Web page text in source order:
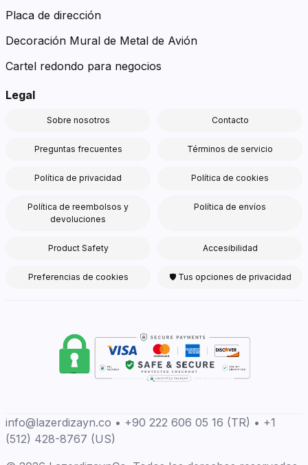
Placa de dirección
Decoración Mural de Metal de Avión
Cartel redondo para negocios
Legal
Sobre nosotros Contacto
Preguntas frecuentes Términos de servicio
Política de privacidad Política de cookies
Política de reembolsos y
devoluciones
Política de envíos
Product Safety Accesibilidad
Preferencias de cookies 🛡 Tus opciones de privacidad
info@lazerdizayn.co • +90 222 606 05 16 (TR) • +1
(512) 428-8767 (US)